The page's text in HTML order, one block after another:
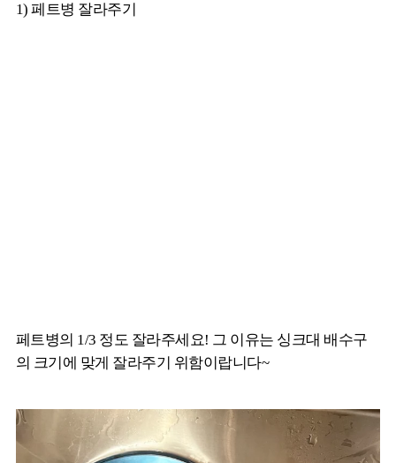
1) 페트병 잘라주기
페트병의 1/3 정도 잘라주세요! 그 이유는 싱크대 배수구
의 크기에 맞게 잘라주기 위함이랍니다~